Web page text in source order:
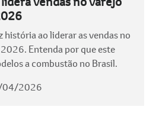
história ao liderar as vendas no
Entenda por que este
a combustão no Brasil.
04/2026